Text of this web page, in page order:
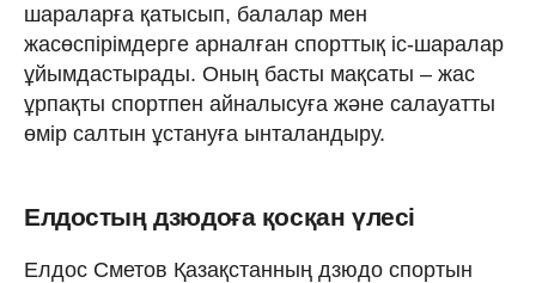
шараларға қатысып, балалар мен
жасөспірімдерге арналған спорттық іс-шаралар
ұйымдастырады. Оның басты мақсаты – жас
ұрпақты спортпен айналысуға және салауатты
өмір салтын ұстануға ынталандыру.
Елдостың дзюдоға қосқан үлесі
Елдос Сметов Қазақстанның дзюдо спортын